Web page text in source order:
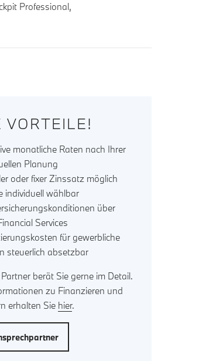
Professional,
VORTEILE!
monatliche Raten nach Ihrer
Planung
oder fixer Zinssatz möglich
individuell wählbar
über
Services
für gewerbliche
steuerlich absetzbar
berät Sie gerne im Detail.
zu Finanzieren und
erhalten Sie hier.